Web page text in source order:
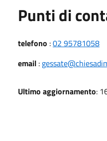
Punti di
telefono :02 95781058
email :
Ultimo aggiornamento: